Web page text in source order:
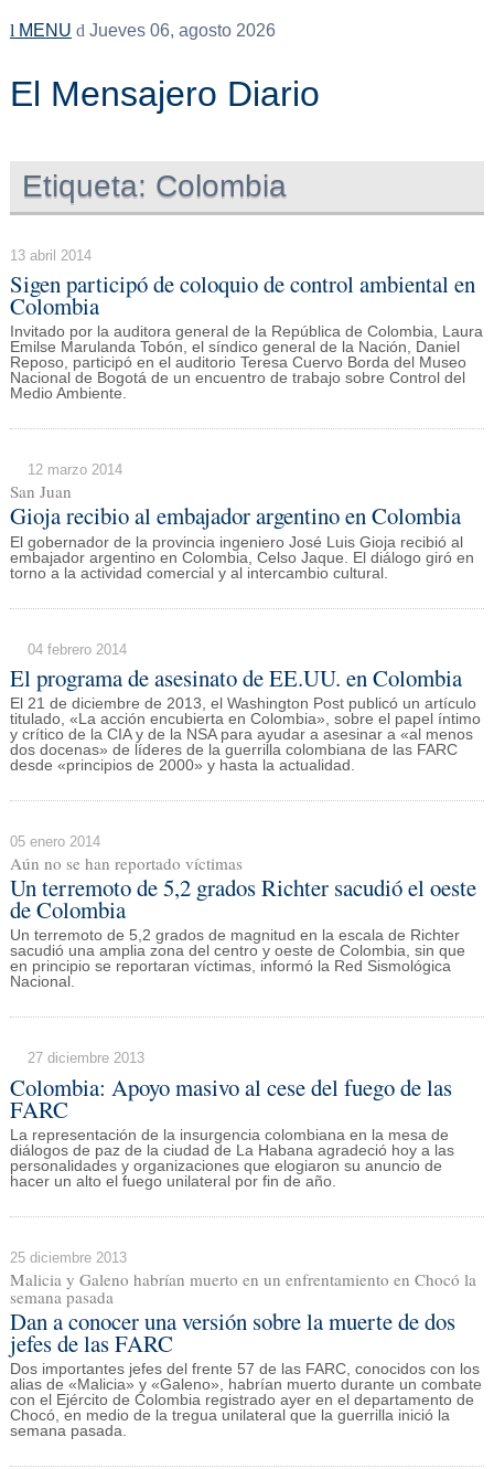
MENU Jueves 06, agosto 2026
El Mensajero Diario
Etiqueta: Colombia
13 abril 2014
Sigen participó de coloquio de control ambiental en
Colombia
Invitado por la auditora general de la República de Colombia, Laura
Emilse Marulanda Tobón, el síndico general de la Nación, Daniel
Reposo, participó en el auditorio Teresa Cuervo Borda del Museo
Nacional de Bogotá de un encuentro de trabajo sobre Control del
Medio Ambiente.
12 marzo 2014
San Juan
Gioja recibio al embajador argentino en Colombia
El gobernador de la provincia ingeniero José Luis Gioja recibió al
embajador argentino en Colombia, Celso Jaque. El diálogo giró en
torno a la actividad comercial y al intercambio cultural.
04 febrero 2014
El programa de asesinato de EE.UU. en Colombia
El 21 de diciembre de 2013, el Washington Post publicó un artículo
titulado, «La acción encubierta en Colombia», sobre el papel íntimo
y crítico de la CIA y de la NSA para ayudar a asesinar a «al menos
dos docenas» de líderes de la guerrilla colombiana de las FARC
desde «principios de 2000» y hasta la actualidad.
05 enero 2014
Aún no se han reportado víctimas
Un terremoto de 5,2 grados Richter sacudió el oeste
de Colombia
Un terremoto de 5,2 grados de magnitud en la escala de Richter
sacudió una amplia zona del centro y oeste de Colombia, sin que
en principio se reportaran víctimas, informó la Red Sismológica
Nacional.
27 diciembre 2013
Colombia: Apoyo masivo al cese del fuego de las
FARC
La representación de la insurgencia colombiana en la mesa de
diálogos de paz de la ciudad de La Habana agradeció hoy a las
personalidades y organizaciones que elogiaron su anuncio de
hacer un alto el fuego unilateral por fin de año.
25 diciembre 2013
Malicia y Galeno habrían muerto en un enfrentamiento en Chocó la
semana pasada
Dan a conocer una versión sobre la muerte de dos
jefes de las FARC
Dos importantes jefes del frente 57 de las FARC, conocidos con los
alias de «Malicia» y «Galeno», habrían muerto durante un combate
con el Ejército de Colombia registrado ayer en el departamento de
Chocó, en medio de la tregua unilateral que la guerrilla inició la
semana pasada.